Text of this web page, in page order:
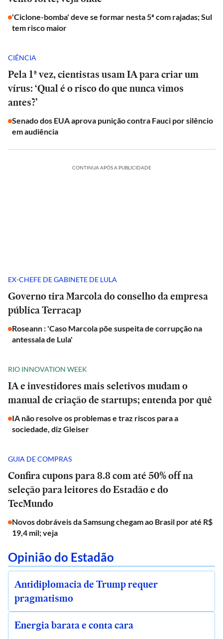
'Ciclone-bomba' deve se formar nesta 5ª com rajadas; Sul
tem risco maior
CIÊNCIA
Pela 1ª vez, cientistas usam IA para criar um
vírus: ‘Qual é o risco do que nunca vimos
antes?’
Senado dos EUA aprova punição contra Fauci por silêncio
em audiência
CONTINUA APÓS A PUBLICIDADE
EX-CHEFE DE GABINETE DE LULA
Governo tira Marcola do conselho da empresa
pública Terracap
Roseann : 'Caso Marcola põe suspeita de corrupção na
antessala de Lula'
RIO INNOVATION WEEK
IA e investidores mais seletivos mudam o
manual de criação de startups; entenda por quê
IA não resolve os problemas e traz riscos para a
sociedade, diz Gleiser
GUIA DE COMPRAS
Confira cupons para 8.8 com até 50% off na
seleção para leitores do Estadão e do
TecMundo
Novos dobráveis da Samsung chegam ao Brasil por até R$
19,4 mil; veja
Opinião do Estadão
Antidiplomacia de Trump requer
pragmatismo
Energia barata e conta cara